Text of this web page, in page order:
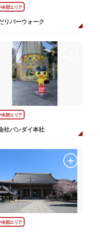
央部エリア
リバーウォーク
央部エリア
社バンダイ本社
央部エリア